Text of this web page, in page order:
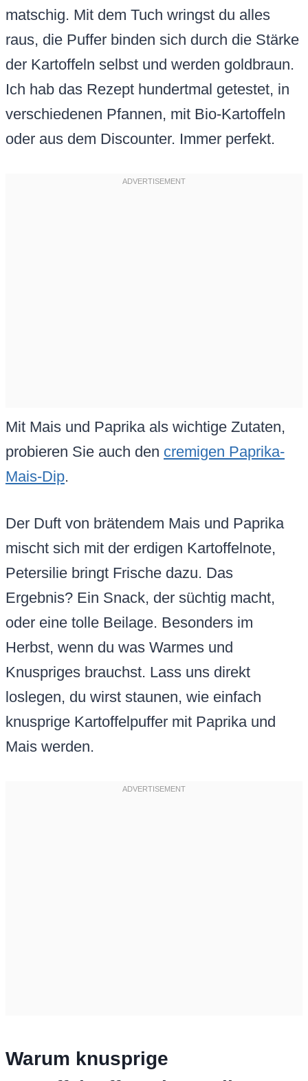
matschig. Mit dem Tuch wringst du alles
raus, die Puffer binden sich durch die Stärke
der Kartoffeln selbst und werden goldbraun.
Ich hab das Rezept hundertmal getestet, in
verschiedenen Pfannen, mit Bio-Kartoffeln
oder aus dem Discounter. Immer perfekt.
Mit Mais und Paprika als wichtige Zutaten,
probieren Sie auch den cremigen Paprika-
Mais-Dip.
Der Duft von brätendem Mais und Paprika
mischt sich mit der erdigen Kartoffelnote,
Petersilie bringt Frische dazu. Das
Ergebnis? Ein Snack, der süchtig macht,
oder eine tolle Beilage. Besonders im
Herbst, wenn du was Warmes und
Knuspriges brauchst. Lass uns direkt
loslegen, du wirst staunen, wie einfach
knusprige Kartoffelpuffer mit Paprika und
Mais werden.
Warum knusprige